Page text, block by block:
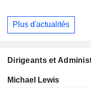
Plus d'actualités
Dirigeants et
Dirigeant Titre
Michael Lewis